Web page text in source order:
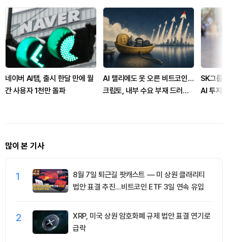
네이버 AI탭, 출시 한달 만에 월
간 사용자 1천만 돌파
AI 랠리에도 못 오른 비트코인…
크립토, 내부 수요 부재 드러났
SK그룹,
AI 투자
많이 본 기사
1
8월 7일 퇴근길 팟캐스트 — 미 상원 클래리티
법안 표결 추진…비트코인 ETF 3일 연속 유입
2
XRP, 미국 상원 암호화폐 규제 법안 표결 연기로
급락